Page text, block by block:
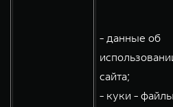
- данные об
сайта;
- куки -